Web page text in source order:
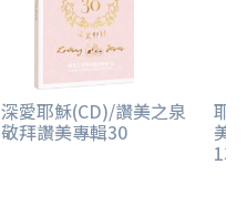
深愛耶穌(CD)/讚美之泉
敬拜讚美專輯30
耶
美
13